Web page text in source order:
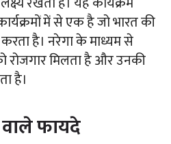
में से एक है जो भारत की
है। नरेगा के माध्यम से
रोजगार मिलता है और उनकी
है।
वाले फायदे